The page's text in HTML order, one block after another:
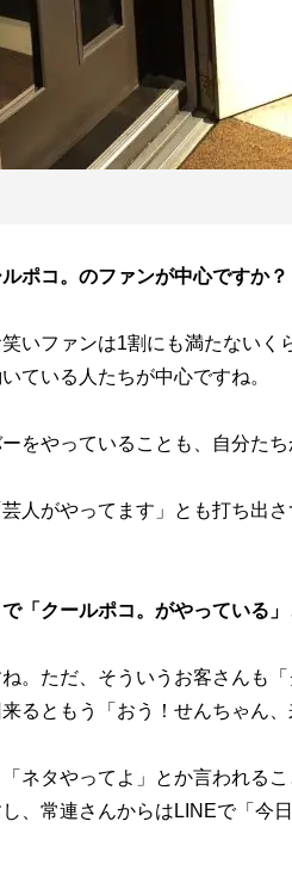
ポコ。のファンが中心ですか？
いファンは1割にも満たないく
ている人たちが中心ですね。
をやっていることも、自分た
人がやってます」とも打ち出
クールポコ。がやっている」
。ただ、そういうお客さんも
るともう「おう！せんちゃん
ネタやってよ」とか言われる
、常連さんからはLINEで「今